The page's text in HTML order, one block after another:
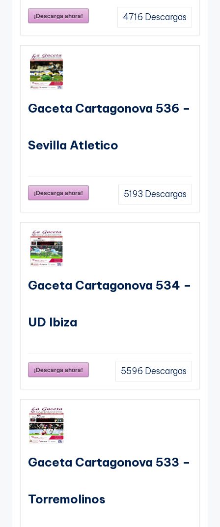
¡Descarga ahora! 4716 Descargas
Gaceta Cartagonova 536 –
Sevilla Atletico
¡Descarga ahora! 5193 Descargas
Gaceta Cartagonova 534 –
UD Ibiza
¡Descarga ahora! 5596 Descargas
Gaceta Cartagonova 533 –
Torremolinos